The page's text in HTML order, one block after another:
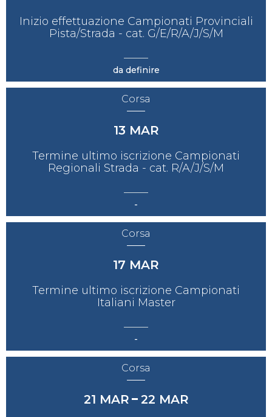
Inizio effettuazione Campionati Provinciali
Pista/Strada - cat. G/E/R/A/J/S/M
da definire
Corsa
13 MAR
Termine ultimo iscrizione Campionati
Regionali Strada - cat. R/A/J/S/M
-
Corsa
17 MAR
Termine ultimo iscrizione Campionati
Italiani Master
-
Corsa
21 MAR 22 MAR